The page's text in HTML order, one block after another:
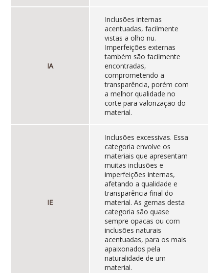
IA
Inclusões internas
acentuadas, facilmente
vistas a olho nu.
Imperfeições externas
também são facilmente
encontradas,
comprometendo a
transparência, porém com
a melhor qualidade no
corte para valorização do
material.
IE
Inclusões excessivas. Essa
categoria envolve os
materiais que apresentam
muitas inclusões e
imperfeições internas,
afetando a qualidade e
transparência final do
material. As gemas desta
categoria são quase
sempre opacas ou com
inclusões naturais
acentuadas, para os mais
apaixonados pela
naturalidade de um
material.